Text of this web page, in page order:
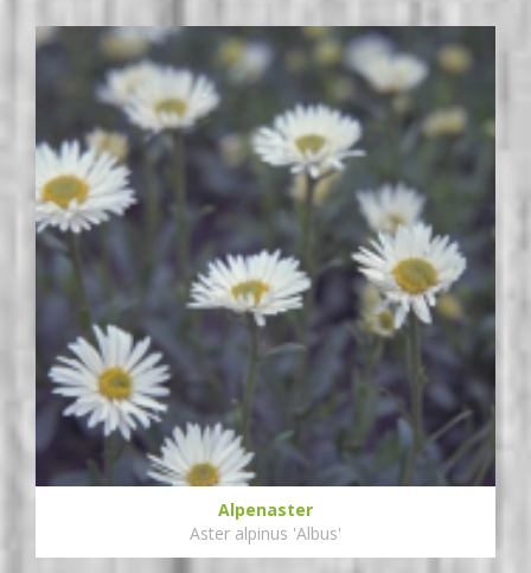
Alpenaster
Aster alpinus 'Albus'